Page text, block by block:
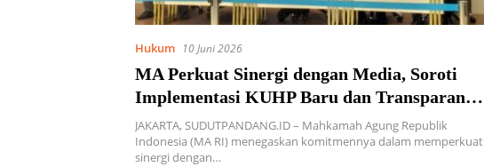
Hukum 10 Juni 2026
MA Perkuat Sinergi dengan Media, Soroti
Implementasi KUHP Baru dan Transparansi
Peradilan
JAKARTA, SUDUTPANDANG.ID – Mahkamah Agung Republik
Indonesia (MA RI) menegaskan komitmennya dalam memperkuat
sinergi dengan…